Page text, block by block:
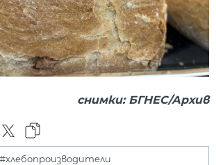
снимки: БГНЕС/Архив
#хлебопроизводители